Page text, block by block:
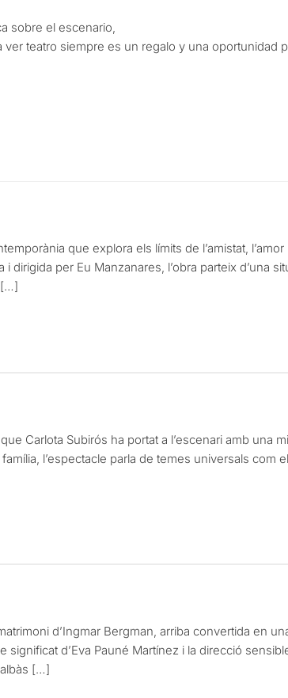
sobre el escenario,
teatro siempre es un regalo y una oportunidad
que explora els límits de l’amistat, l’amor
dirigida per Eu Manzanares, l’obra parteix d’una
[…]
Carlota Subirós ha portat a l’escenari amb una
l’espectacle parla de temes universals com
d’Ingmar Bergman, arriba convertida en
d’Eva Pauné Martínez i la direcció
[…]